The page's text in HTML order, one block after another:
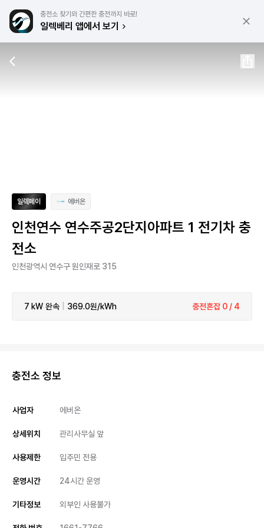
충전소 찾기와 간편한 충전까지 바로!
일렉베리 앱에서 보기
일렉페이 에버온
인천연수 연수주공2단지아파트 1 전기차 충
전소
인천광역시 연수구 원인재로 315
7 kW 완속 369.0원/kWh 충전혼잡 0 / 4
충전소 정보
사업자 에버온
상세위치 관리사무실 앞
사용제한 입주민 전용
운영시간 24시간 운영
기타정보 외부인 사용불가